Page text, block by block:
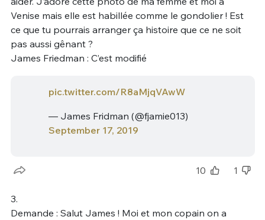
Venise mais elle est habillée comme le gondolier ! Est
ce que tu pourrais arranger ça histoire que ce ne soit
pas aussi gênant ?
James Friedman : C’est modifié
pic.twitter.com/R8aMjqVAwW
— James Fridman (@fjamie013)
September 17, 2019
10 1
3.
Demande : Salut James ! Moi et mon copain on a